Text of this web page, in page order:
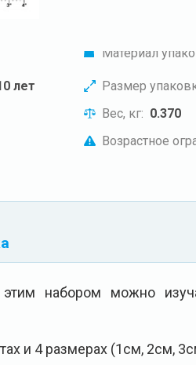
лет
Материал
Размер
Вес, кг: 0.370
Возрастное
набором можно
и 4 размерах (1см, 2см,